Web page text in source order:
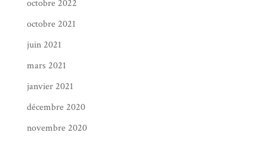
octobre 2022
octobre 2021
juin 2021
mars 2021
janvier 2021
décembre 2020
novembre 2020